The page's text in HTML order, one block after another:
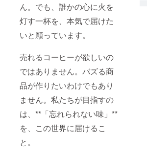
ん。でも、誰かの心に火を
灯す一杯を、本気で届けた
いと願っています。
売れるコーヒーが欲しいの
ではありません。バズる商
品が作りたいわけでもあり
ません。私たちが目指すの
は、**「忘れられない味」**
を、この世界に届けるこ
と。